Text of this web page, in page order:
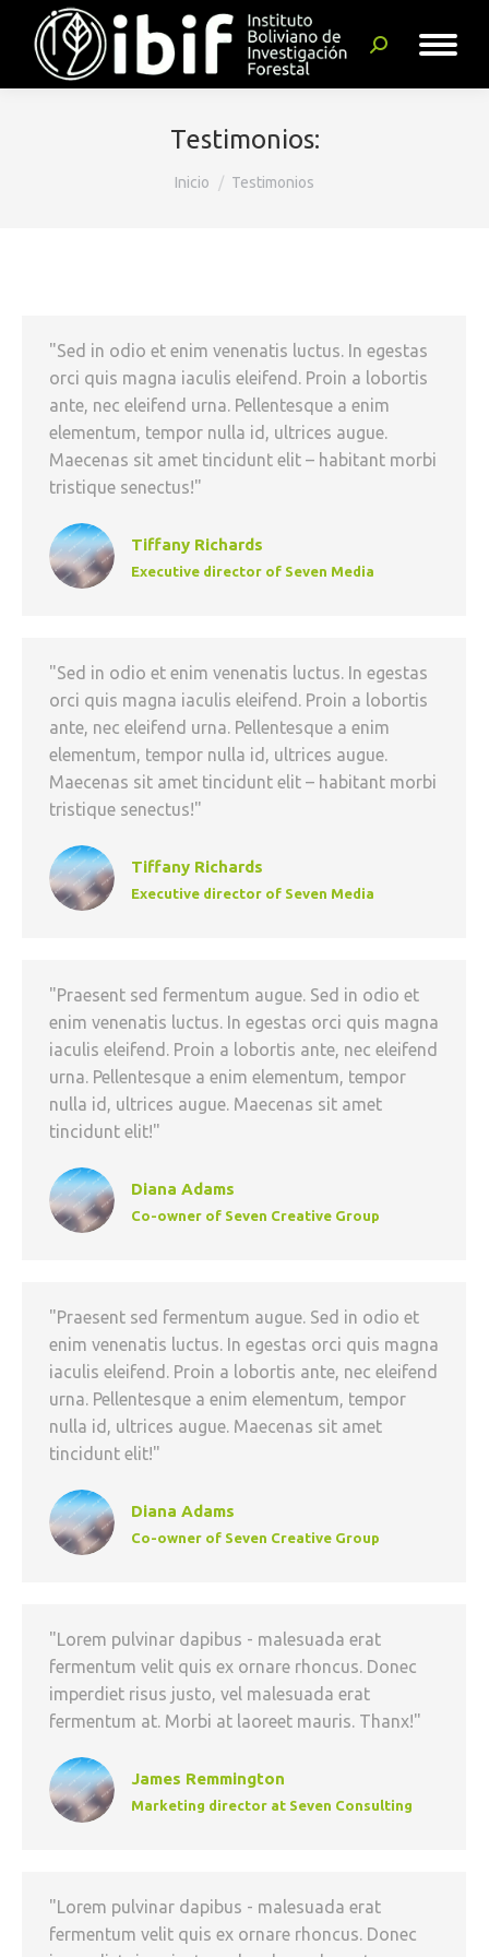
Buscar:
Testimonios:
Estás aquí:
Inicio Testimonios
"Sed in odio et enim venenatis luctus. In egestas
orci quis magna iaculis eleifend. Proin a lobortis
ante, nec eleifend urna. Pellentesque a enim
elementum, tempor nulla id, ultrices augue.
Maecenas sit amet tincidunt elit – habitant morbi
tristique senectus!"
Tiffany Richards
Executive director of Seven Media
"Sed in odio et enim venenatis luctus. In egestas
orci quis magna iaculis eleifend. Proin a lobortis
ante, nec eleifend urna. Pellentesque a enim
elementum, tempor nulla id, ultrices augue.
Maecenas sit amet tincidunt elit – habitant morbi
tristique senectus!"
Tiffany Richards
Executive director of Seven Media
"Praesent sed fermentum augue. Sed in odio et
enim venenatis luctus. In egestas orci quis magna
iaculis eleifend. Proin a lobortis ante, nec eleifend
urna. Pellentesque a enim elementum, tempor
nulla id, ultrices augue. Maecenas sit amet
tincidunt elit!"
Diana Adams
Co-owner of Seven Creative Group
"Praesent sed fermentum augue. Sed in odio et
enim venenatis luctus. In egestas orci quis magna
iaculis eleifend. Proin a lobortis ante, nec eleifend
urna. Pellentesque a enim elementum, tempor
nulla id, ultrices augue. Maecenas sit amet
tincidunt elit!"
Diana Adams
Co-owner of Seven Creative Group
"Lorem pulvinar dapibus - malesuada erat
fermentum velit quis ex ornare rhoncus. Donec
imperdiet risus justo, vel malesuada erat
fermentum at. Morbi at laoreet mauris. Thanx!"
James Remmington
Marketing director at Seven Consulting
"Lorem pulvinar dapibus - malesuada erat
fermentum velit quis ex ornare rhoncus. Donec